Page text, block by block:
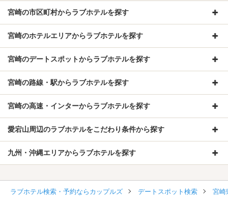
宮崎の市区町村からラブホテルを探す
宮崎のホテルエリアからラブホテルを探す
宮崎のデートスポットからラブホテルを探す
宮崎の路線・駅からラブホテルを探す
宮崎の高速・インターからラブホテルを探す
愛宕山周辺のラブホテルをこだわり条件から探す
九州・沖縄エリアからラブホテルを探す
ラブホテル検索・予約ならカップルズ デートスポット検索 宮崎